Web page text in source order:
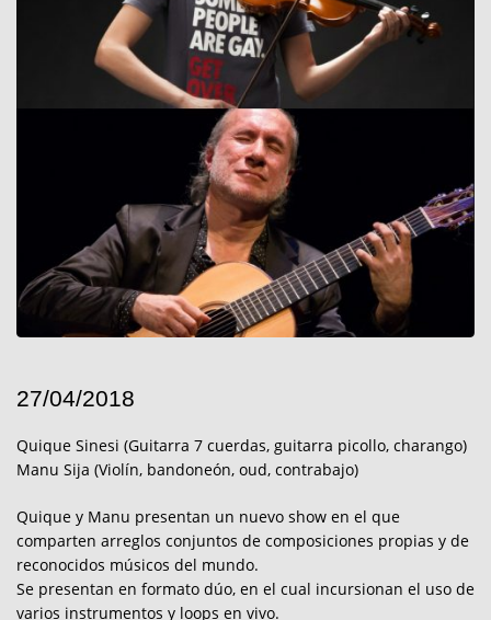
27/04/2018
Quique Sinesi (Guitarra 7 cuerdas, guitarra picollo, charango)
Manu Sija (Violín, bandoneón, oud, contrabajo)
Quique y Manu presentan un nuevo show en el que
comparten arreglos conjuntos de composiciones propias y de
reconocidos músicos del mundo.
Se presentan en formato dúo, en el cual incursionan el uso de
varios instrumentos y loops en vivo.